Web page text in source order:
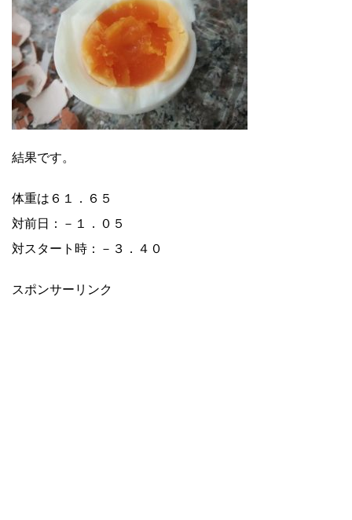
結果です。
体重は６１．６５
対前日：－１．０５
対スタート時：－３．４０
スポンサーリンク